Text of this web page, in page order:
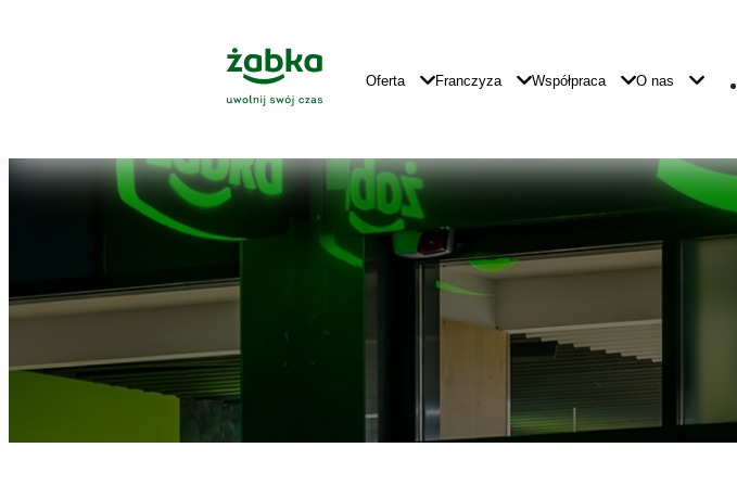
Główne
Logo
Główna
Nawigacja
Oferta Franczyza Współpraca O nas